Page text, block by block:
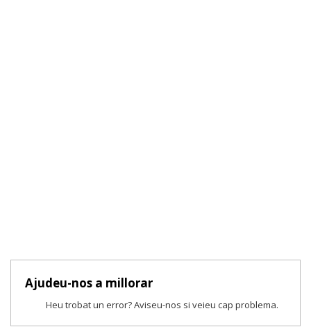
Ajudeu-nos a millorar
Heu trobat un error? Aviseu-nos si veieu cap problema.